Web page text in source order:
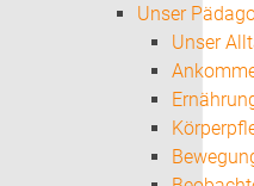
Unser
Unser